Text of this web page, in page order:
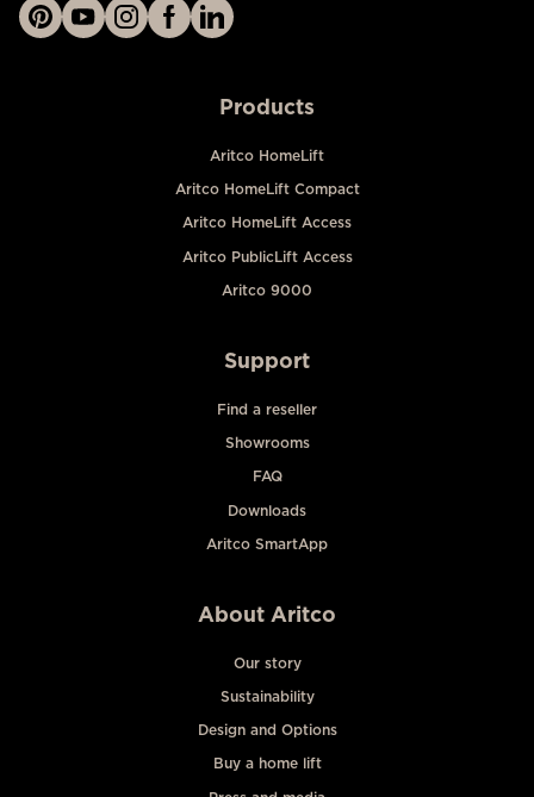
Products
Aritco HomeLift
Aritco HomeLift Compact
Aritco HomeLift Access
Aritco PublicLift Access
Aritco 9000
Support
Find a reseller
Showrooms
FAQ
Downloads
Aritco SmartApp
About Aritco
Our story
Sustainability
Design and Options
Buy a home lift